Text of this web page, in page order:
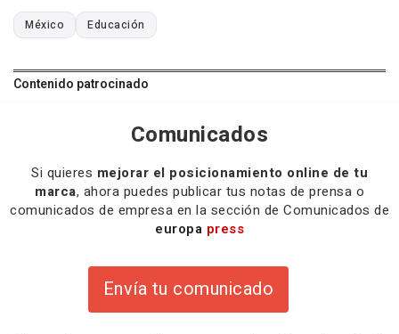
México Educación
Contenido patrocinado
Comunicados
Si quieres mejorar el posicionamiento online de tu
marca, ahora puedes publicar tus notas de prensa o
comunicados de empresa en la sección de Comunicados de
europa press
Envía tu comunicado